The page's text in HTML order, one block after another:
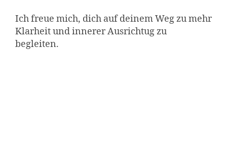
Ich freue mich, dich auf deinem Weg zu mehr
Klarheit und innerer Ausrichtug zu
begleiten.